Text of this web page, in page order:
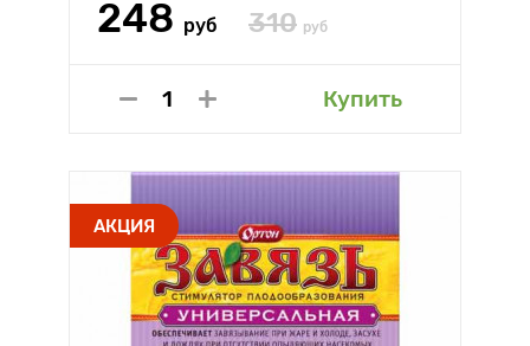
248 руб 310 руб
Купить
АКЦИЯ